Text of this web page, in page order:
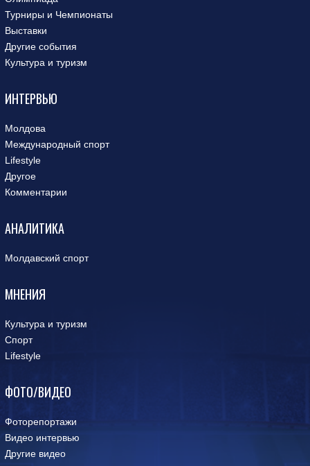
Турниры и Чемпионаты
Выставки
Другие события
Культура и туризм
ИНТЕРВЬЮ
Молдова
Международный спорт
Lifestyle
Другое
Комментарии
АНАЛИТИКА
Молдавский спорт
МНЕНИЯ
Культура и туризм
Спорт
Lifestyle
ФОТО/ВИДЕО
Фоторепортажи
Видео интервью
Другие видео